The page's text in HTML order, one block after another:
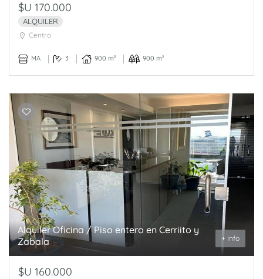
$U 170.000
ALQUILER
Centro
MA 3 900 m² 900 m²
Alquiler Oficina / Piso entero en Cerriito y
Zabala
+ Info
$U 160.000